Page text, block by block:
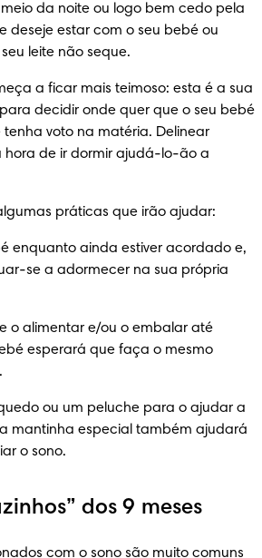
da noite ou logo bem cedo pela
deseje estar com o seu bebé ou
leite não seque.
a ficar mais teimoso: esta é a sua
decidir onde quer que o seu bebé
voto na matéria. Delinear
hora de ir dormir ajudá-lo-ão a
práticas que irão ajudar:
enquanto ainda estiver acordado e,
se a adormecer na sua própria
o alimentar e/ou o embalar até
esperará que faça o mesmo
ou um peluche para o ajudar a
mantinha especial também ajudará
o sono.
dos 9 meses
com o sono são muito comuns